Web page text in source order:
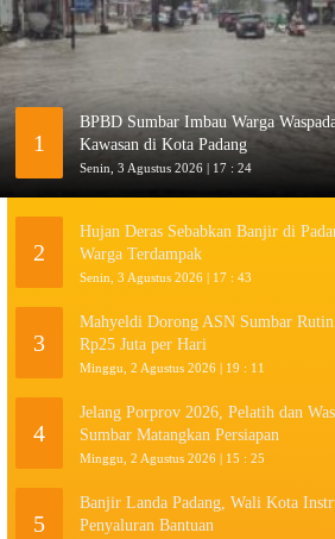
1
BPBD Sumbar Imbau Warga
Kawasan di Kota Padang
Senin, 3 Agustus 2026 | 17 : 24
2
Hujan Deras Sebabkan Banjir di
Warga Terdampak
Senin, 3 Agustus 2026 | 17 : 43
3
Mahyeldi Dorong ASN Sumbar
Rp25 Juta per Hari
Minggu, 2 Agustus 2026 | 19 : 11
4
Jelang Porprov 2026, Pelatih dan
Sumbar Matangkan Persiapan
Minggu, 2 Agustus 2026 | 15 : 25
5
Banjir Landa Padang, Wali Kota
Penyaluran Bantuan